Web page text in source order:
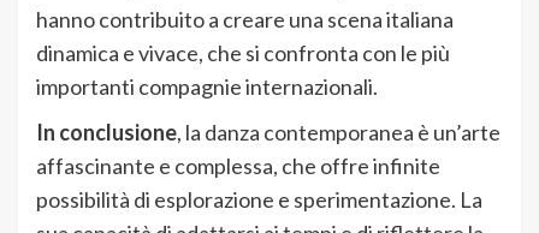
hanno contribuito a creare una scena italiana
dinamica e vivace, che si confronta con le più
importanti compagnie internazionali.
In conclusione, la danza contemporanea è un’arte
affascinante e complessa, che offre infinite
possibilità di esplorazione e sperimentazione. La